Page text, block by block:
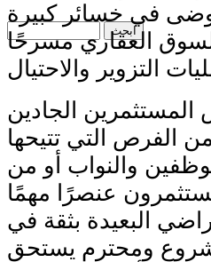
في خسائر كبيرة
العقاري مسرحًا
الجادين
الفرص التي تتيحها
والنواب أو من
عنصرًا مهمًا
البعيدة بثقة في
ومحترم يستحق